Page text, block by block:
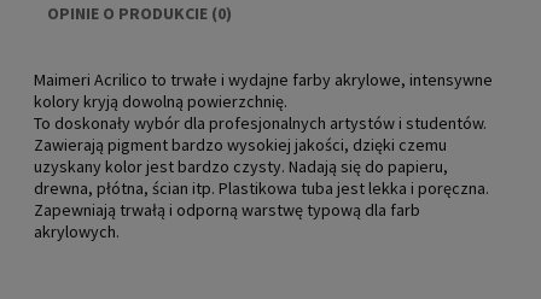
CENA NIE ZAWIERA EWENTUALNYCH KOSZTÓW
OPINIE O PRODUKCIE (0)
Maimeri Acrilico to trwałe i wydajne farby akrylowe, intensywne
kolory kryją dowolną powierzchnię.
To doskonały wybór dla profesjonalnych artystów i studentów.
Zawierają pigment bardzo wysokiej jakości, dzięki czemu
uzyskany kolor jest bardzo czysty. Nadają się do papieru,
drewna, płótna, ścian itp. Plastikowa tuba jest lekka i poręczna.
Zapewniają trwałą i odporną warstwę typową dla farb
akrylowych.